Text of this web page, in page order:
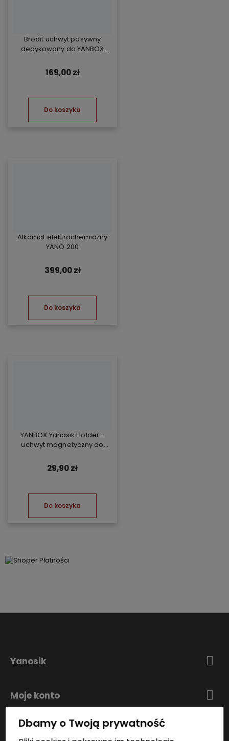
Brodit uchwyt pasywny
dedykowany do YANBOX
169,00 zł
Do koszyka
Alkomat elektrochemiczny
YANO 200
399,00 zł
Do koszyka
YANBOX Yanosik Holder -
uchwyt magnetyczny do
telefonu
29,90 zł
Do koszyka
Yanosik
Moje konto
Zakupy
Dbamy o Twoją prywatność